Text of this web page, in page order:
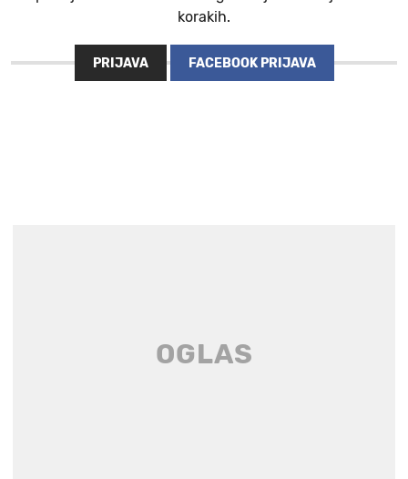
korakih.
PRIJAVA FACEBOOK PRIJAVA